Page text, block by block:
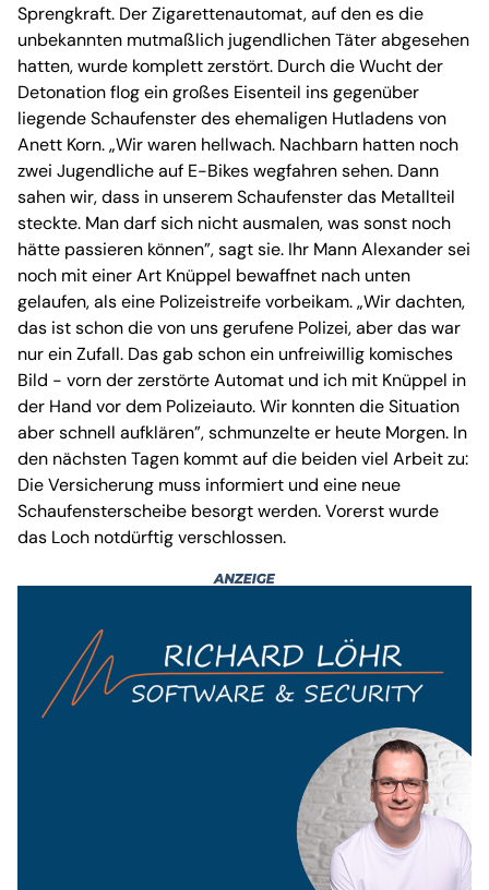
Sprengkraft. Der Zigarettenautomat, auf den es die
unbekannten mutmaßlich jugendlichen Täter abgesehen
hatten, wurde komplett zerstört. Durch die Wucht der
Detonation flog ein großes Eisenteil ins gegenüber
liegende Schaufenster des ehemaligen Hutladens von
Anett Korn. „Wir waren hellwach. Nachbarn hatten noch
zwei Jugendliche auf E-Bikes wegfahren sehen. Dann
sahen wir, dass in unserem Schaufenster das Metallteil
steckte. Man darf sich nicht ausmalen, was sonst noch
hätte passieren können”, sagt sie. Ihr Mann Alexander sei
noch mit einer Art Knüppel bewaffnet nach unten
gelaufen, als eine Polizeistreife vorbeikam. „Wir dachten,
das ist schon die von uns gerufene Polizei, aber das war
nur ein Zufall. Das gab schon ein unfreiwillig komisches
Bild - vorn der zerstörte Automat und ich mit Knüppel in
der Hand vor dem Polizeiauto. Wir konnten die Situation
aber schnell aufklären”, schmunzelte er heute Morgen. In
den nächsten Tagen kommt auf die beiden viel Arbeit zu:
Die Versicherung muss informiert und eine neue
Schaufensterscheibe besorgt werden. Vorerst wurde
das Loch notdürftig verschlossen.